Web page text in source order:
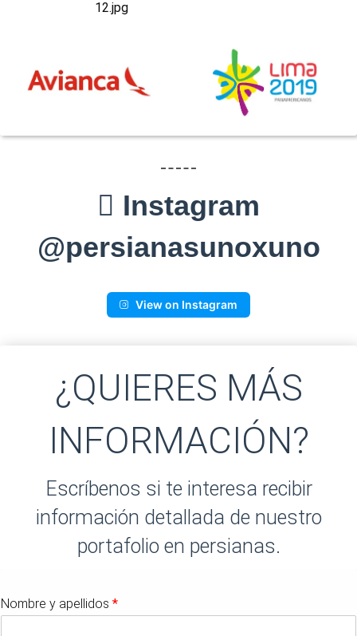
Instagram
@persianasunoxuno
View on Instagram
¿QUIERES MÁS
INFORMACIÓN?
Escríbenos si te interesa recibir
información detallada de nuestro
portafolio en persianas.
Nombre y apellidos *